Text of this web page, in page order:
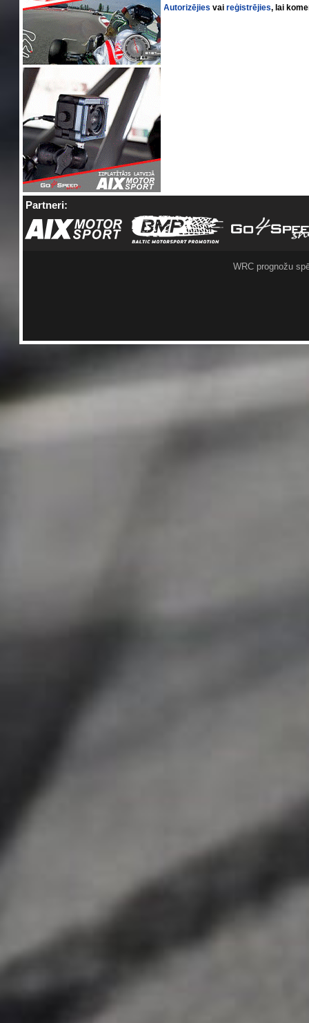
Autorizējies vaireģistrējies, lai
Partneri:
WRC prognožu